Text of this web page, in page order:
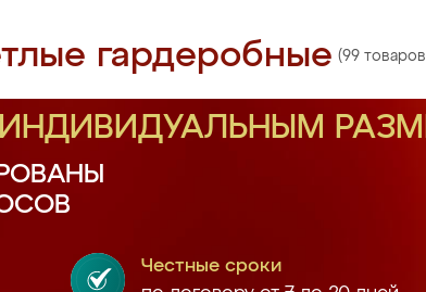
гардеробные (99
Честные сроки